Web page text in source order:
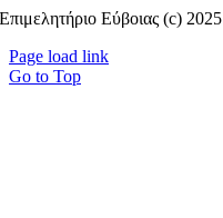
Επιμελητήριο Εύβοιας (c) 2025
Page load link
Go to Top